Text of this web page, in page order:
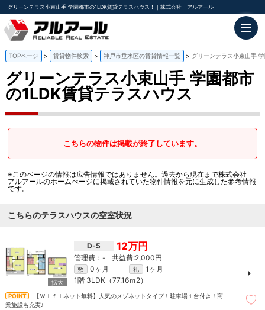
グリーンテラス小束山手 学園都市の1LDK賃貸テラスハウス！｜株式会社 アルアール
TOPページ 賃貸物件検索 神戸市垂水区の賃貸情報一覧 グリーンテラス小束山手
グリーンテラス小束山手 学園都市
の1LDK賃貸テラスハウス
こちらの物件は掲載が終了しています。
※このページの情報は広告情報ではありません。過去から現在まで株式会社
アルアールのホームぺージに掲載されていた物件情報を元に生成した参考情報
です。
こちらのテラスハウスの空室状況
D-5 12万円
- 2,000円
敷 0ヶ月 礼
1ヶ月
1階 3LDK（77.16ｍ 2）
【Ｗｉｆｉネット無料】人気のメゾネットタイプ！駐車場１台付き！商
業施設も充実♪